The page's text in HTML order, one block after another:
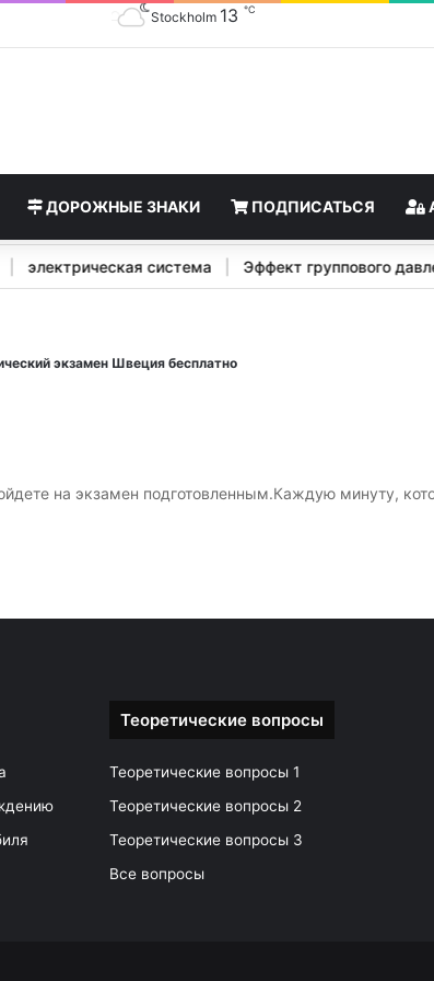
Stockholm 13 ℃
ДОРОЖНЫЕ ЗНАКИ ПОДПИСАТЬСЯ
| электрическая система | Эффект группового
экзамен Швеция бесплатно
на экзамен подготовленным.Каждую минуту,
Теоретические вопросы
Теоретические вопросы 1
Теоретические вопросы 2
Теоретические вопросы 3
Все вопросы